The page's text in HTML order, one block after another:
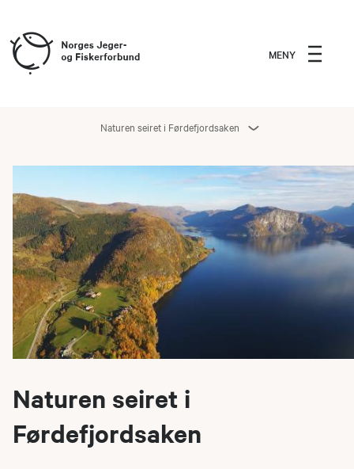
MENY
Naturen seiret i Førdefjordsaken
Naturen seiret i
Førdefjordsaken